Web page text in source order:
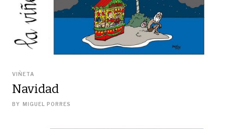
VIÑETA
Navidad
BY MIGUEL PORRES